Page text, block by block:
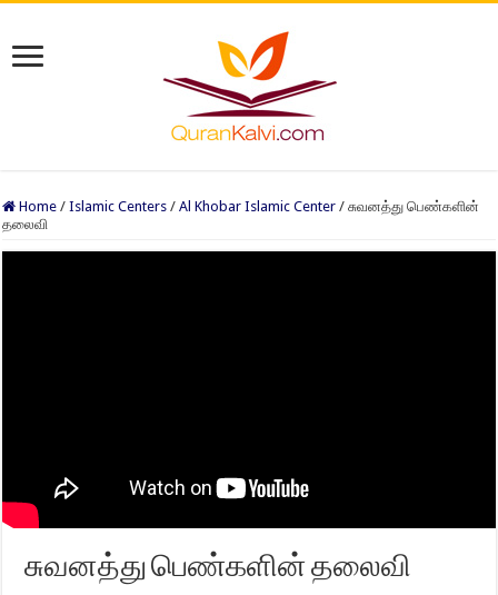
Home / Islamic Centers / Al Khobar Islamic Center / சுவனத்து பெண்களின்
தலைவி
சுவனத்து பெண்களின் தலைவி